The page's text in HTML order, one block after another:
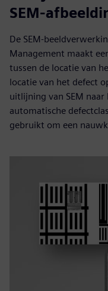
SEM-
De SEM-
Management maakt
tussen de locatie van
locatie van het defect
uitlijning van SEM
automatische
gebruikt om een